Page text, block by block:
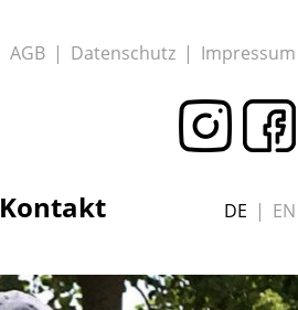
AGB Datenschutz Impressum
Kontakt DE EN